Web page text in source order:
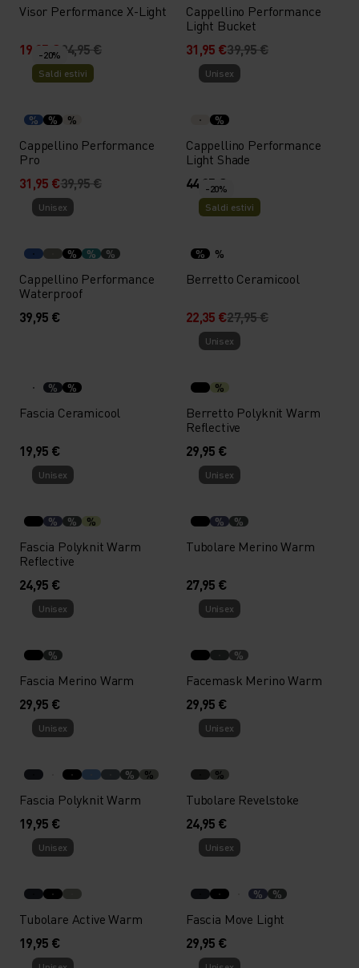
Visor Performance X-Light
19,95 € 24,95 €
Cappellino Performance
Light Bucket
31,95 €39,95 €
-20%
Saldi estivi
% % %
Cappellino Performance
Pro
31,95 €39,95 €
Unisex
%
Cappellino Performance
Light Shade
44,95 €
Unisex
% % %
Cappellino Performance
Waterproof
39,95 €
-20%
Saldi estivi
% %
Berretto Ceramicool
22,35 €27,95 €
% %
Fascia Ceramicool
19,95 €
Unisex
%
Berretto Polyknit Warm
Reflective
29,95 €
Unisex
% % %
Fascia Polyknit Warm
Reflective
24,95 €
Unisex
% %
Tubolare Merino Warm
27,95 €
Unisex
%
Fascia Merino Warm
29,95 €
Unisex
%
Facemask Merino Warm
29,95 €
Unisex
% %
Fascia Polyknit Warm
19,95 €
Unisex
%
Tubolare Revelstoke
24,95 €
Unisex
Tubolare Active Warm
19,95 €
Unisex
% %
Fascia Move Light
29,95 €